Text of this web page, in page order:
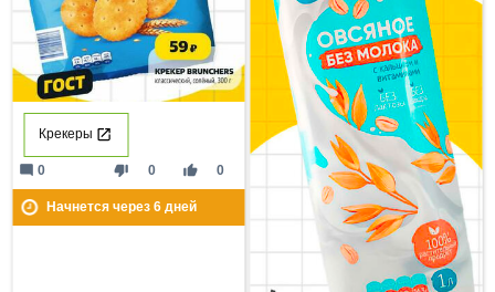
Крекеры
thumb_down 0 thumb_up 0
mode_comment 0
Начнется через 6дней